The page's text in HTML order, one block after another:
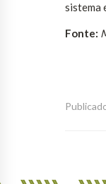
sistema
Fonte: